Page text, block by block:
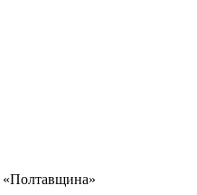
«Полтавщина»